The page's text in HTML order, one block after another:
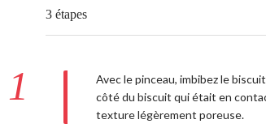
3 étapes
1
Avec le pinceau, imbibez le
côté du biscuit qui était en
texture légèrement poreuse.